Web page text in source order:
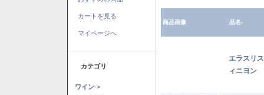
カートを見る
マイページへ
カテゴリ
ワイン->
商品画像 品名-
エラスリ
ィニヨン